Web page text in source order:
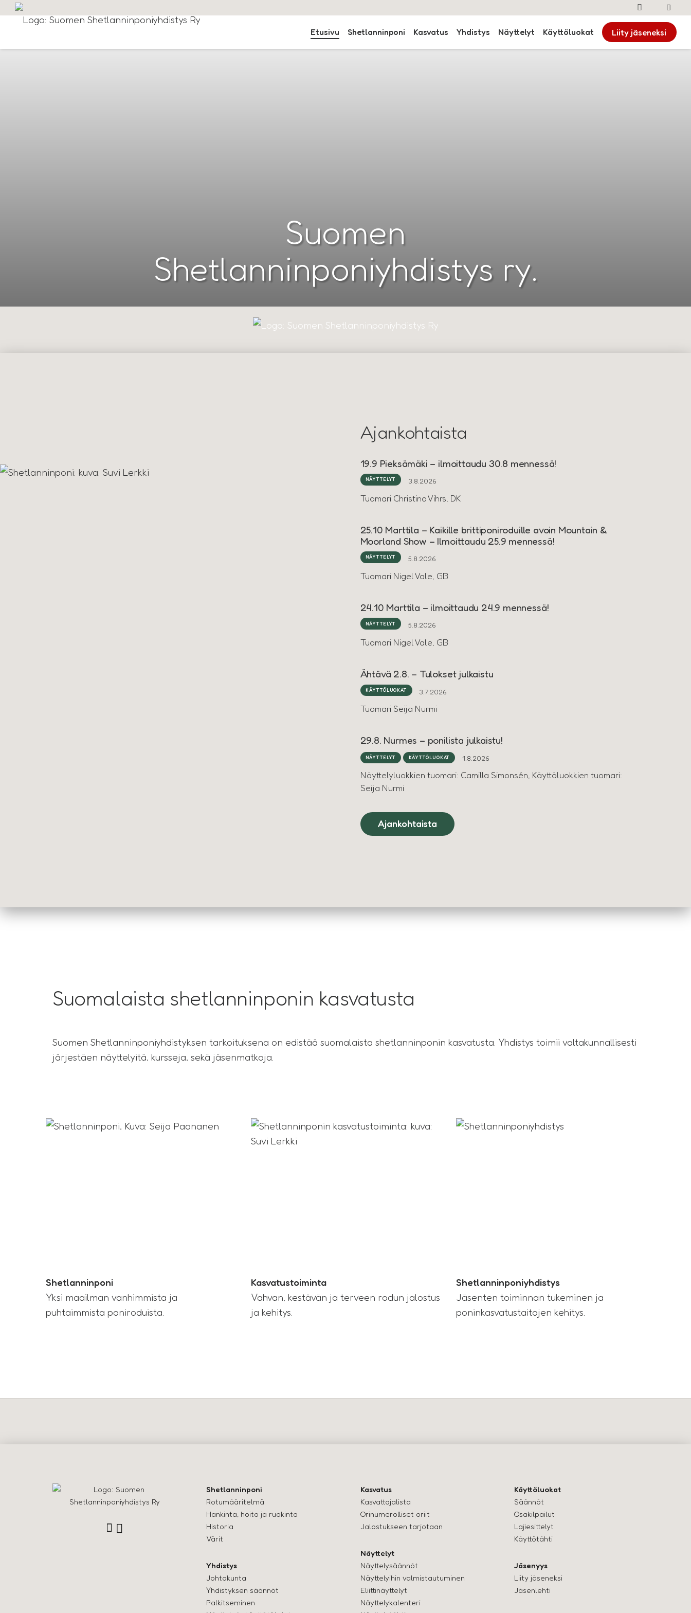
Etusivu Shetlanninponi Kasvatus Yhdistys Näyttelyt Käyttöluokat Liity jäseneksi
Suomen
Shetlanninponiyhdistys ry.
Ajankohtaista
19.9 Pieksämäki – ilmoittaudu 30.8 mennessä!
NÄYTTELYT 3.8.2026
Tuomari Christina Vihrs, DK
25.10 Marttila – Kaikille brittiponiroduille avoin Mountain &
Moorland Show – Ilmoittaudu 25.9 mennessä!
NÄYTTELYT 5.8.2026
Tuomari Nigel Vale, GB
24.10 Marttila – ilmoittaudu 24.9 mennessä!
NÄYTTELYT 5.8.2026
Tuomari Nigel Vale, GB
Ähtävä 2.8. – Tulokset julkaistu
KÄYTTÖLUOKAT 3.7.2026
Tuomari Seija Nurmi
29.8. Nurmes – ponilista julkaistu!
NÄYTTELYT KÄYTTÖLUOKAT 1.8.2026
Näyttelyluokkien tuomari: Camilla Simonsén, Käyttöluokkien tuomari:
Seija Nurmi
Ajankohtaista
Suomalaista shetlanninponin kasvatusta
Suomen Shetlanninponiyhdistyksen tarkoituksena on edistää suomalaista shetlanninponin kasvatusta. Yhdistys toimii valtakunnallisesti
järjestäen näyttelyitä, kursseja, sekä jäsenmatkoja.
Shetlanninponi
Yksi maailman vanhimmista ja
puhtaimmista poniroduista.
Kasvatustoiminta
Vahvan, kestävän ja terveen rodun jalostus
ja kehitys.
Shetlanninponiyhdistys
Jäsenten toiminnan tukeminen ja
poninkasvatustaitojen kehitys.
Shetlanninponi
Rotumääritelmä
Hankinta, hoito ja ruokinta
Historia
Värit
Yhdistys
Johtokunta
Yhdistyksen säännöt
Palkitseminen
Kasvatus
Kasvattajalista
Orinumerolliset oriit
Jalostukseen tarjotaan
Näyttelyt
Näyttelysäännöt
Näyttelyihin valmistautuminen
Eliittinäyttelyt
Näyttelykalenteri
Käyttöluokat
Säännöt
Osakilpailut
Lajiesittelyt
Käyttötähti
Jäsenyys
Liity jäseneksi
Jäsenlehti